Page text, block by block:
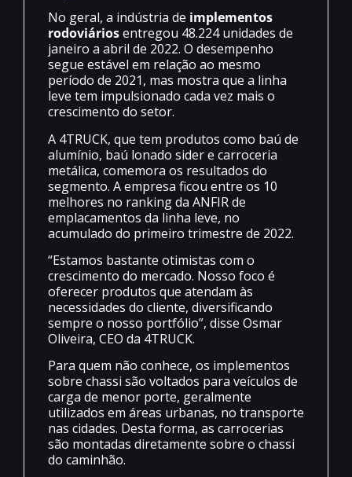
No geral, a indústria de implementos
rodoviáriosentregou 48.224 unidades de
janeiro a abril de 2022. O desempenho
segue estável em relação ao mesmo
período de 2021, mas mostra que a linha
leve tem impulsionado cada vez mais o
crescimento do setor.
A 4TRUCK, que tem produtos como baú de
alumínio, baú lonado sider e carroceria
metálica, comemora os resultados do
segmento. A empresa ficou entre os 10
melhores no ranking da ANFIR de
emplacamentos da linha leve, no
acumulado do primeiro trimestre de 2022.
“Estamos bastante otimistas com o
crescimento do mercado. Nosso foco é
oferecer produtos que atendam às
necessidades do cliente, diversificando
sempre o nosso portfólio”, disse Osmar
Oliveira, CEO da 4TRUCK.
Para quem não conhece, os implementos
sobre chassi são voltados para veículos de
carga de menor porte, geralmente
utilizados em áreas urbanas, no transporte
nas cidades. Desta forma, as carrocerias
são montadas diretamente sobre o chassi
do caminhão.